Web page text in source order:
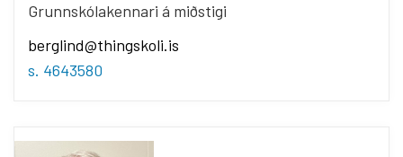
Grunnskólakennari á miðstigi
berglind@thingskoli.is
s. 4643580